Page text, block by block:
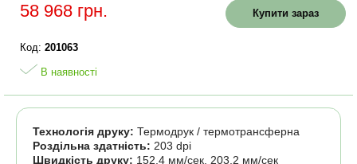
58 968 грн. Купити зараз
Код: 201063
В наявності
Технологія друку: Термодрук / термотрансферна
Роздільна здатність: 203 dpi
Швидкість друку: 152,4 мм/сек, 203,2 мм/сек